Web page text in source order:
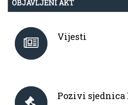
OBJAVLJENI AKT
Vijesti
Pozivi sjednica